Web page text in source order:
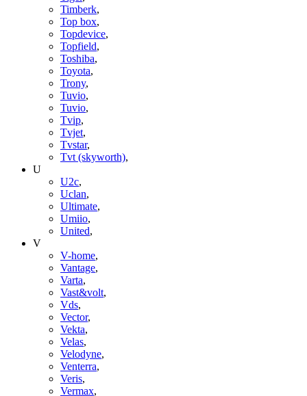
Timberk,
Top box,
Topdevice,
Topfield,
Toshiba,
Toyota,
Trony,
Tuvio,
Tuvio,
Tvip,
Tvjet,
Tvstar,
Tvt (skyworth),
U
U2c,
Uclan,
Ultimate,
Umiio,
United,
V
V-home,
Vantage,
Varta,
Vast&volt,
Vds,
Vector,
Vekta,
Velas,
Velodyne,
Venterra,
Veris,
Vermax,